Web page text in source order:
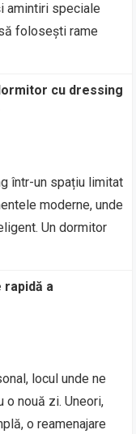
amintiri speciale
folosești rame
cu dressing
într-un spațiu limitat
moderne, unde
Un dormitor
rapidă a
locul unde ne
o nouă zi. Uneori,
o reamenajare